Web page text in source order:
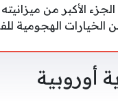
الأكبر من
الهجومية
أوروبية